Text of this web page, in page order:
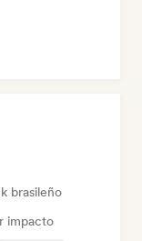
brasileño
impacto